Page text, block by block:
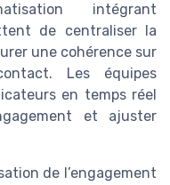
intégrant
de centraliser la
une cohérence sur
Les équipes
en temps réel
et ajuster
de l’engagement